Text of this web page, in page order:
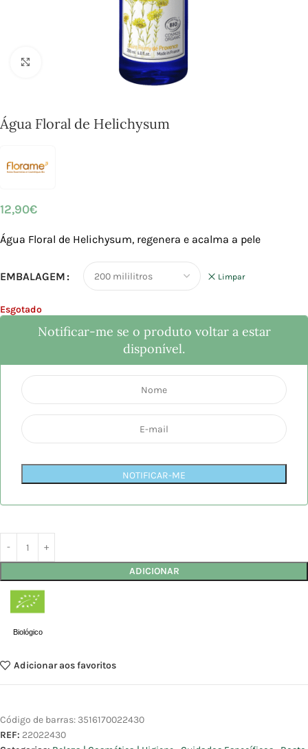
Água Floral de Helichysum
12,90€
Água Floral de Helichysum, regenera e acalma a pele
EMBALAGEM Limpar
Esgotado
Notificar-me se o produto voltar a estar
disponível.
NOTIFICAR-ME
ADICIONAR
Biológico
Adicionar aos favoritos
Código de barras: 3516170022430
REF: 22022430